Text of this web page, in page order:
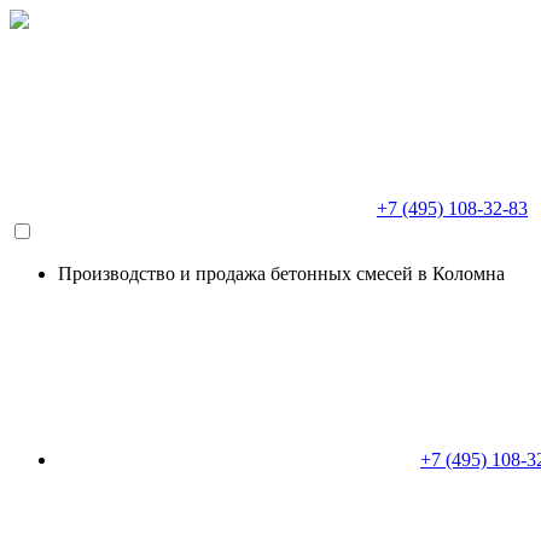
+7 (495) 108-32-83
Производство и продажа бетонных смесей в Коломна
+7 (495) 108-